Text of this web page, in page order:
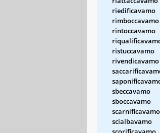
riedificavamo
rimboccavamo
rintoccavamo
ristuccavamo
rivendicavamo
sbeccavamo
sboccavamo
scarnificavamo
scialbavamo